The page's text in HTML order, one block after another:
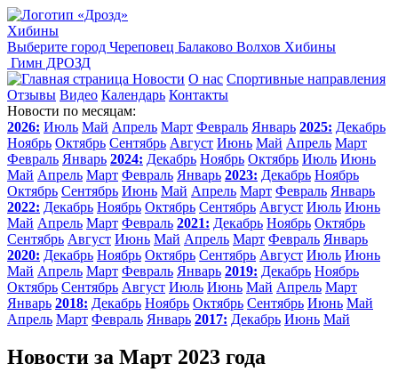
Хибины
Выберите город Череповец Балаково Волхов Хибины
Гимн ДРОЗД
Новости О нас Спортивные направления
Отзывы Видео Календарь Контакты
Новости по месяцам:
2026: Июль Май Апрель Март Февраль Январь 2025: Декабрь
Ноябрь Октябрь Сентябрь Август Июнь Май Апрель Март
Февраль Январь 2024: Декабрь Ноябрь Октябрь Июль Июнь
Май Апрель Март Февраль Январь 2023: Декабрь Ноябрь
Октябрь Сентябрь Июнь Май Апрель Март Февраль Январь
2022: Декабрь Ноябрь Октябрь Сентябрь Август Июль Июнь
Май Апрель Март Февраль 2021: Декабрь Ноябрь Октябрь
Сентябрь Август Июнь Май Апрель Март Февраль Январь
2020: Декабрь Ноябрь Октябрь Сентябрь Август Июль Июнь
Май Апрель Март Февраль Январь 2019: Декабрь Ноябрь
Октябрь Сентябрь Август Июль Июнь Май Апрель Март
Январь 2018: Декабрь Ноябрь Октябрь Сентябрь Июнь Май
Апрель Март Февраль Январь 2017: Декабрь Июнь Май
Новости за Март 2023 года